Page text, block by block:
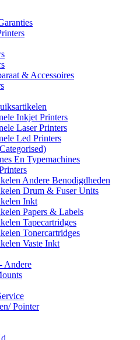
& Accessoires
Inkjet Printers
Laser Printers
Led Printers
En Typemachines
Andere Benodigdheden
Drum & Fuser Units
Inkt
Papers & Labels
Tapecartridges
Tonercartridges
Vaste Inkt
Andere
Pointer